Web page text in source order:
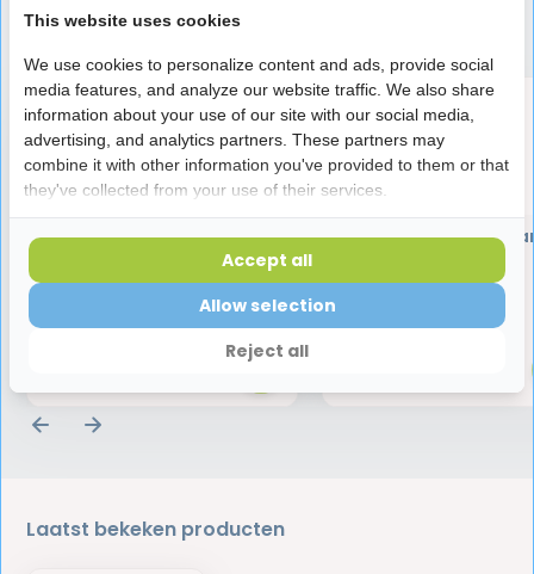
Speciaal aanbevolen voor jou
Halita Tongreiniger | 1 stuk
GUM Soft-Picks
Small | 60 stuks
Laatst bekeken producten
This website uses cookies
We use cookies to personalize content and ads, provide social
media features, and analyze our website traffic. We also share
information about your use of our site with our social media,
advertising, and analytics partners. These partners may
combine it with other information you've provided to them or that
they've collected from your use of their services.
Reject all
Allow selection
Accept all